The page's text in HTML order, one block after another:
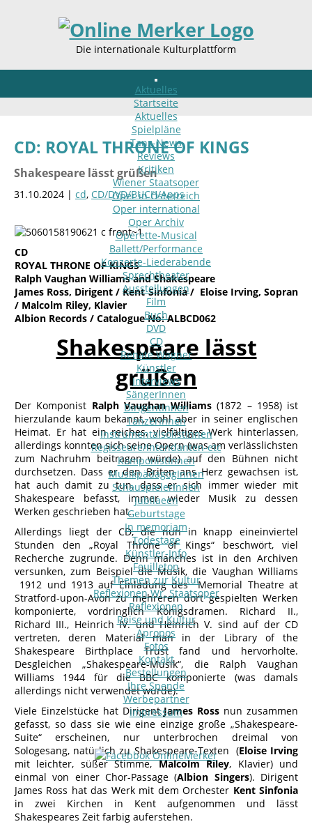
Die internationale Kulturplattform
Aktuelles
Startseite
Aktuelles
Spielpläne
Tanz-News
Reviews
Kritiken
Wiener Staatsoper
Oper in Österreich
Oper international
Oper Archiv
Operette-Musical
Ballett/Performance
Konzerte-Liederabende
Sprechtheater
Ausstellungen
Film
Buch
DVD
CD
Renate Wagner
Künstler
Interviews
SängerInnen
DirigentInnen
TänzerInnen
InstrumentalsolistInnen
Regisseure/Intendanten-etc
KomponistInnen
MusikpädagogInnen
SchauspielerInnen
Jubilaeen
Geburtstage
In memoriam
Todestage
Künstler-Info
Feuilleton
Themen zur Kultur
Reflexionen Wr. Staatsoper
Reflexionen
Reise und Kultur
Apropos
Fotos
Kontakt
Bestellungen
Ihre Spende
Werbepartner
Impressum
CD: ROYAL THRONE OF KINGS
Shakespeare lässt grüßen
31.10.2024 | cd, CD/DVD/BUCH/Apps
CD
ROYAL THRONE OF KINGS
Ralph Vaughan Williams and Shakespeare
James Ross, Dirigent / Kent Sinfonia / Eloise Irving, Sopran
/ Malcolm Riley, Klavier
Albion Records / Catalogue No: ALBCD062
Shakespeare lässt
grüßen
Der Komponist Ralph Vaughan Williams (1872 – 1958) ist
hierzulande kaum bekannt, wohl aber in seiner englischen
Heimat. Er hat ein reiches, vielfältiges Werk hinterlassen,
allerdings konnten sich seine Opern (was am verlässlichsten
zum Nachruhm beitragen würde) auf den Bühnen nicht
durchsetzen. Dass er den Briten ans Herz gewachsen ist,
hat auch damit zu tun, dass er sich immer wieder mit
Shakespeare befasst, immer wieder Musik zu dessen
Werken geschrieben hat.
Allerdings liegt der CD, die nun in knapp eineinviertel
Stunden den „Royal Throne of Kings“ beschwört, viel
Recherche zugrunde. Denn manches ist in den Archiven
versunken, zum Beispiel die Musik, die Vaughan Williams
1912 und 1913 auf Einladung des Memorial Theatre at
Stratford-upon-Avon zu mehreren dort gespielten Werken
komponierte, vordringlich Königsdramen. Richard II.,
Richard III., Heinrich IV. und Heinrich V. sind auf der CD
vertreten, deren Material man in der Library of the
Shakespeare Birthplace Trust fand und hervorholte.
Desgleichen „Shakespeare-Musik“, die Ralph Vaughan
Williams 1944 für die BBC komponierte (was damals
allerdings nicht verwendet wurde).
Viele Einzelstücke hat DirigentJames Ross nun zusammen
gefasst, so dass sie wie eine einzige große „Shakespeare-
Suite“ erscheinen, nur unterbrochen dreimal von
Sologesang, natürlich zu Shakespeare-Texten (Eloise Irving
mit leichter, süßer Stimme,Malcolm Riley, Klavier) und
einmal von einer Chor-Passage (Albion Singers). Dirigent
James Ross hat das Werk mit dem Orchester Kent Sinfonia
in zwei Kirchen in Kent aufgenommen und lässt
Shakespeares Zeit farbig auferstehen.